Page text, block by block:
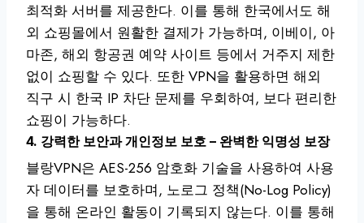
최적화 서버를 제공한다. 이를 통해 한국에서도 해
외 쇼핑몰에서 원활한 결제가 가능하며, 이베이, 아
마존, 해외 항공권 예약 사이트 등에서 거주지 제한
없이 쇼핑할 수 있다. 또한 VPN을 활용하면 해외
직구 시 한국 IP 차단 문제를 우회하여, 보다 편리한
쇼핑이 가능하다.
4. 강력한 보안과 개인정보 보호 – 완벽한 익명성 보장
블랑VPN은 AES-256 암호화 기술을 사용하여 사용
자 데이터를 보호하며, 노로그 정책(No-Log Policy)
을 통해 온라인 활동이 기록되지 않는다. 이를 통해